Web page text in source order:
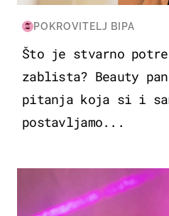
POKROVITELJ BIPA
Što je stvarno
zablista? Beauty
pitanja koja si i
postavljamo...
KULTURA & ZABAVA